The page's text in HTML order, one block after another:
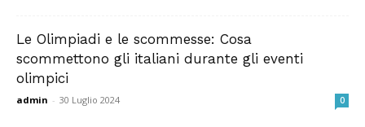
Le Olimpiadi e le scommesse: Cosa
scommettono gli italiani durante gli eventi
olimpici
admin - 30 Luglio 2024 0